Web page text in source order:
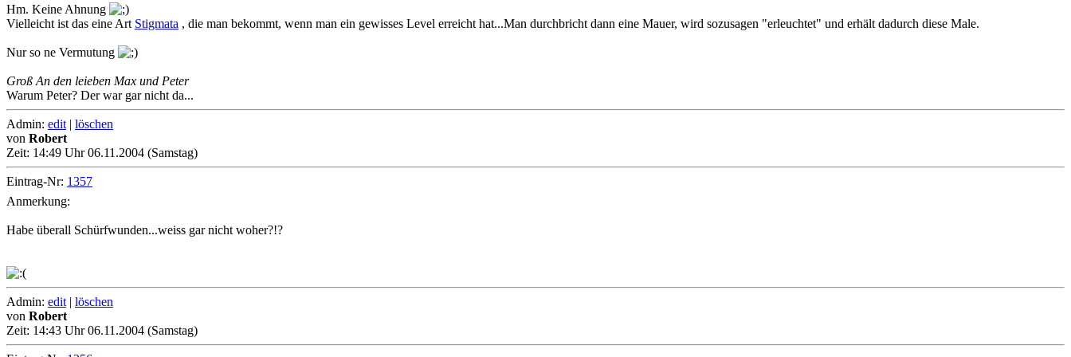
Hm. Keine Ahnung
Vielleicht ist das eine Art Stigmata , die man bekommt, wenn man ein gewisses Level erreicht hat...Man durchbricht dann eine Mauer, wird sozusagen "erleuchtet" und erhält dadurch diese Male.
Nur so ne Vermutung
Groß An den leieben Max und Peter
Warum Peter? Der war gar nicht da...
Admin: edit | löschen
von Robert
Zeit: 14:49 Uhr 06.11.2004 (Samstag)
Eintrag-Nr: 1357
Anmerkung:
Habe überall Schürfwunden...weiss gar nicht woher?!?
Admin: edit | löschen
von Robert
Zeit: 14:43 Uhr 06.11.2004 (Samstag)